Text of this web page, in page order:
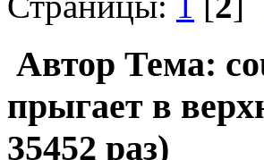
Автор Тема:
прыгает в
35452 раз)